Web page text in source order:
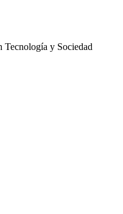
Tecnología y Sociedad